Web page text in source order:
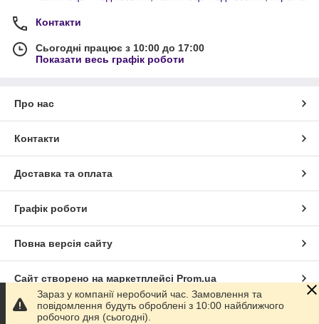
Контакти
Сьогодні працює з 10:00 до 17:00
Показати весь графік роботи
Про нас
Контакти
Доставка та оплата
Графік роботи
Повна версія сайту
Сайт створено на маркетплейсі Prom.ua
Політика конфіденційності
Зараз у компанії неробочий час. Замовлення та
повідомлення будуть оброблені з 10:00 найближчого
робочого дня (сьогодні).